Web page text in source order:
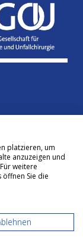
platzieren, um
anzuzeigen und
weitere
Sie die